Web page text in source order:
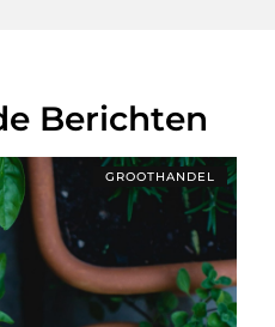
Berichten
GROOTHANDEL